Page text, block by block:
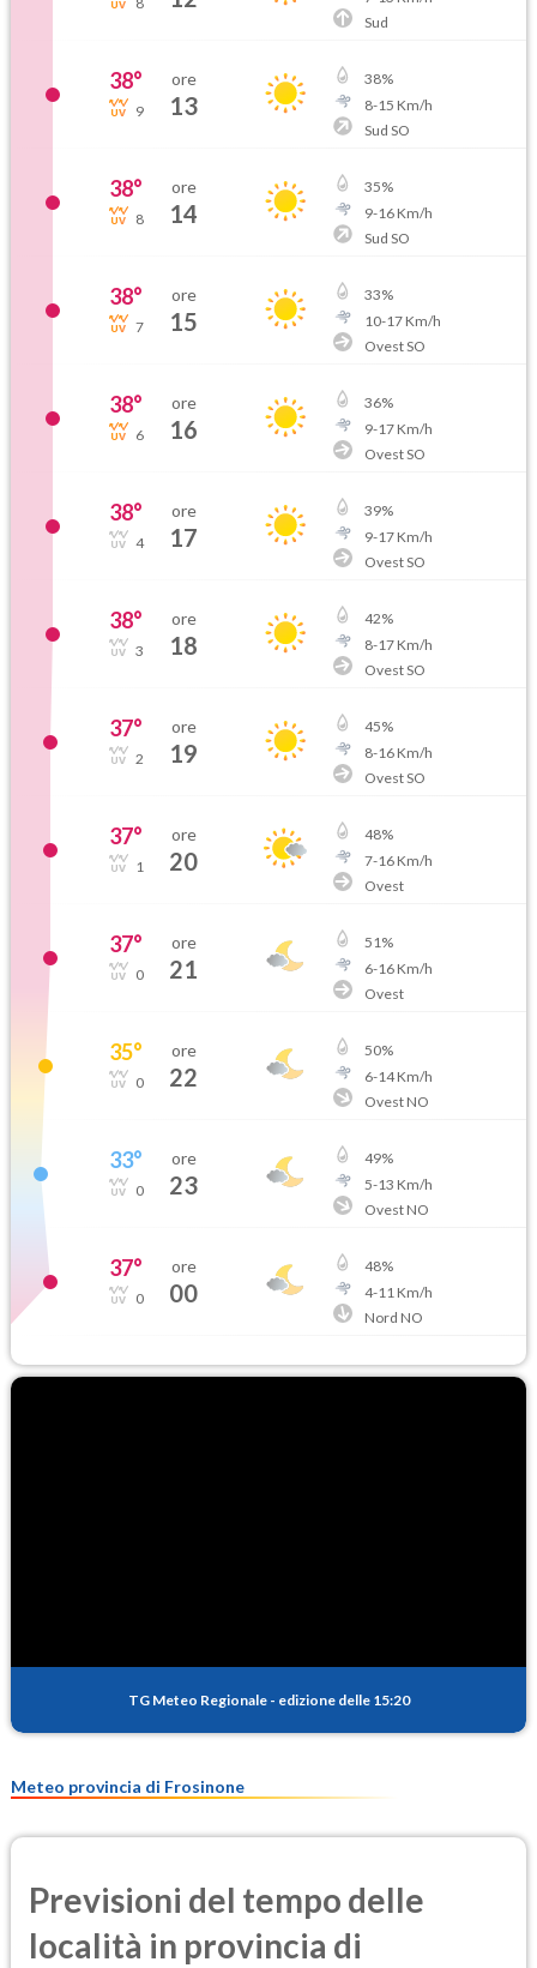
Sud
38°
9
ore
13
38%
8-15 Km/h
Sud SO
38°
8
ore
14
35%
9-16Km/h
Sud SO
38°
7
ore
15
33%
10-17Km/h
Ovest SO
38°
6
ore
16
36%
9-17Km/h
Ovest SO
38°
4
ore
17
39%
9-17Km/h
Ovest SO
38°
3
ore
18
42%
8-17Km/h
Ovest SO
37°
2
ore
19
45%
8-16Km/h
Ovest SO
37°
1
ore
20
48%
7-16Km/h
Ovest
37°
0
ore
21
51%
6-16Km/h
Ovest
35°
0
ore
22
50%
6-14Km/h
Ovest NO
33°
0
ore
23
49%
5-13 Km/h
Ovest NO
37°
0
ore
00
48%
4-11 Km/h
Nord NO
TG Meteo Regionale - edizione delle 15:20
Meteo provincia di Frosinone
Previsioni del tempo delle
località in provincia di